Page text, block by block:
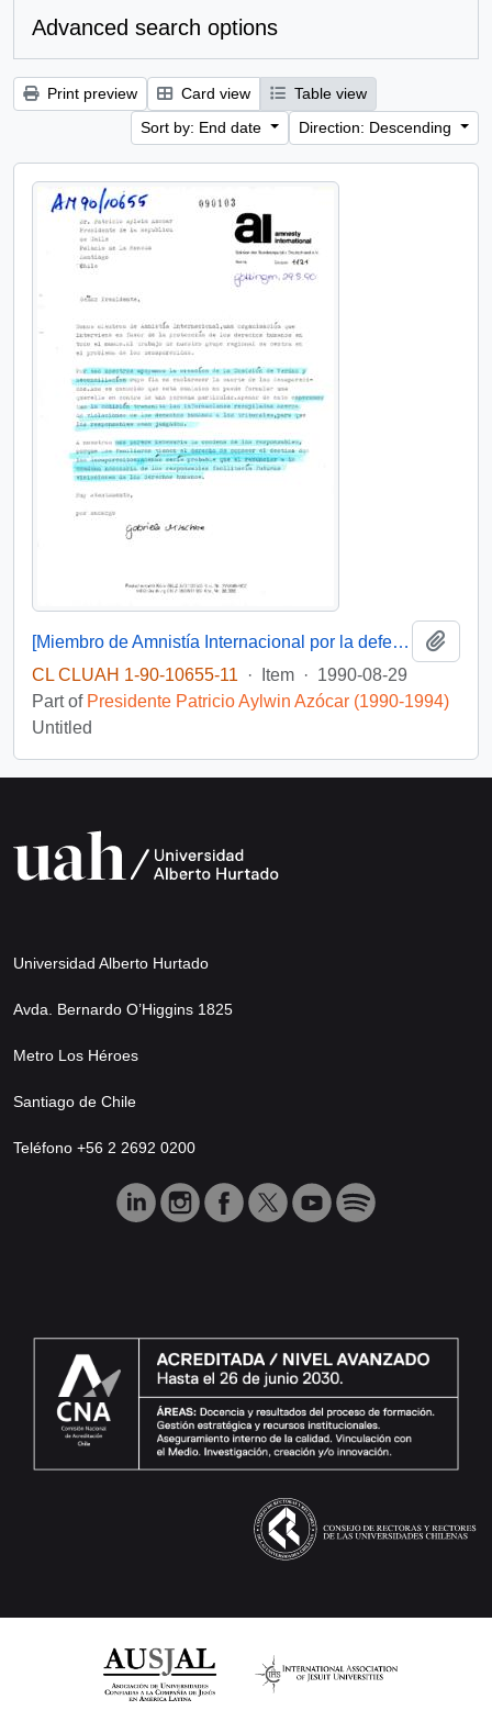
Advanced search options
Print preview Card view
Table view
Sort by: End date
Direction: Descending
[Miembro de Amnistía Internacional por la defensa de los detenidos desaparecidos en Chile felicita por la creación de la Comisión de de Verdad y Reconciliación]
CL CLUAH 1-90-10655-11
· Item · 1990-08-29
Part of Presidente Patricio Aylwin Azócar (1990-1994)
Untitled
Universidad Alberto Hurtado
Avda. Bernardo O’Higgins 1825
Metro Los Héroes
Santiago de Chile
Teléfono +56 2 2692 0200